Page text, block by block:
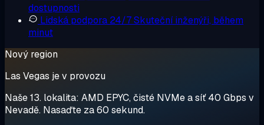
dostupnosti
Lidská podpora 24/7Skuteční inženýři, během
minut
Nový region
Las Vegas je v provozu
Naše 13. lokalita: AMD EPYC, čisté NVMe a síť 40 Gbps v
Nevadě. Nasaďte za 60 sekund.